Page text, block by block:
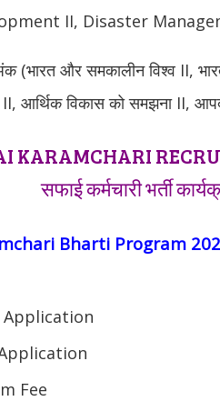
II, Disaster
(भारत और समकालीन विश्व II,
II, आर्थिक विकास को समझना II,
KARAMCHARI
सफाई कर्मचारी भर्ती
Bharti Program
Fee